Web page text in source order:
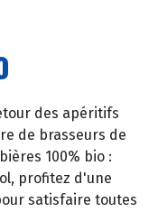
des apéritifs
de brasseurs de
100% bio :
profitez d'une
satisfaire toutes